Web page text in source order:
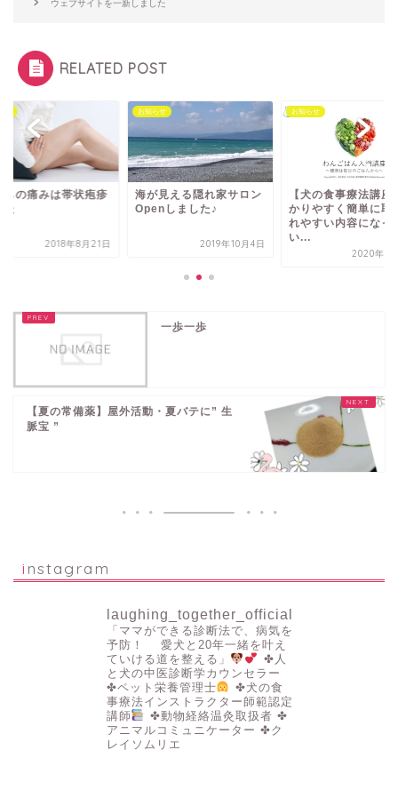
ウェブサイトを一新しました
RELATED POST
もの痛みは帯状疱疹
た
2018年8月21日
お知らせ
海が見える隠れ家サロン
Openしました♪
2019年10月4日
お知らせ
【犬の食事療法講座
かりやすく簡単に取
れやすい内容になっ
い...
2020年1
一歩一歩
【夏の常備薬】屋外活動・夏バテに” 生
脈宝 ”
instagram
laughing_together_official
「ママができる診断法で、病気を
予防！
愛犬と20年一緒を叶え
ていける道を整える」
✤人
と犬の中医診断学カウンセラー
✤ペット栄養管理士
✤犬の食
事療法インストラクター師範認定
講師
✤動物経絡温灸取扱者 ✤
アニマルコミュニケーター ✤ク
レイソムリエ